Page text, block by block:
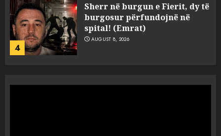
4
Sherr në burgun e Fierit, dy të
burgosur përfundojnë në
spital! (Emrat)
AUGUST 8, 2026